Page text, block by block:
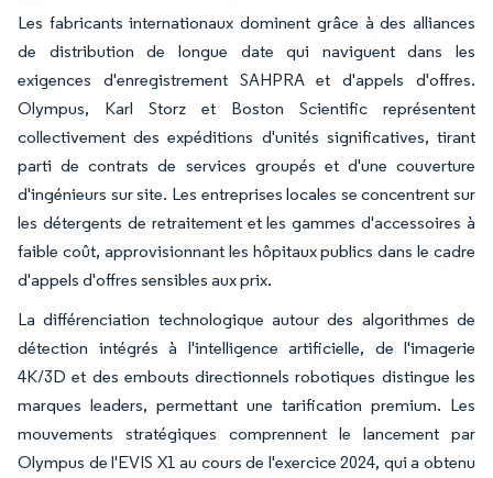
Les fabricants internationaux dominent grâce à des alliances
de distribution de longue date qui naviguent dans les
exigences d'enregistrement SAHPRA et d'appels d'offres.
Olympus, Karl Storz et Boston Scientific représentent
collectivement des expéditions d'unités significatives, tirant
parti de contrats de services groupés et d'une couverture
d'ingénieurs sur site. Les entreprises locales se concentrent sur
les détergents de retraitement et les gammes d'accessoires à
faible coût, approvisionnant les hôpitaux publics dans le cadre
d'appels d'offres sensibles aux prix.
La différenciation technologique autour des algorithmes de
détection intégrés à l'intelligence artificielle, de l'imagerie
4K/3D et des embouts directionnels robotiques distingue les
marques leaders, permettant une tarification premium. Les
mouvements stratégiques comprennent le lancement par
Olympus de l'EVIS X1 au cours de l'exercice 2024, qui a obtenu